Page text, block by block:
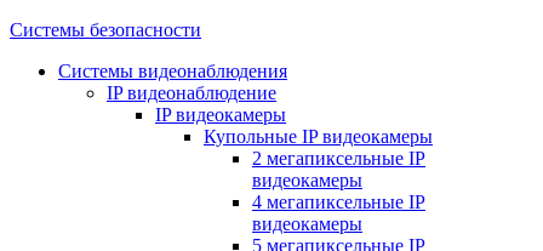
Системы безопасности
Системы видеонаблюдения
IP видеонаблюдение
IP видеокамеры
Купольные IP видеокамеры
2 мегапиксельные IP
видеокамеры
4 мегапиксельные IP
видеокамеры
5 мегапиксельные IP